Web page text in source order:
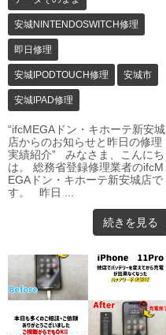
安城NINTENDOSWITCH修理
即日修理
安城IPODTOUCH修理 安城市
安城IPAD修理
“ifcMEGAドン・キホーテ新安城
店からのお知らせと昨日の修理
実績紹介” みなさま、こんにち
は。 総務省登録修理業者のifcM
EGAドン・キホーテ新安城店で
す。 昨日 ...
続きを見る